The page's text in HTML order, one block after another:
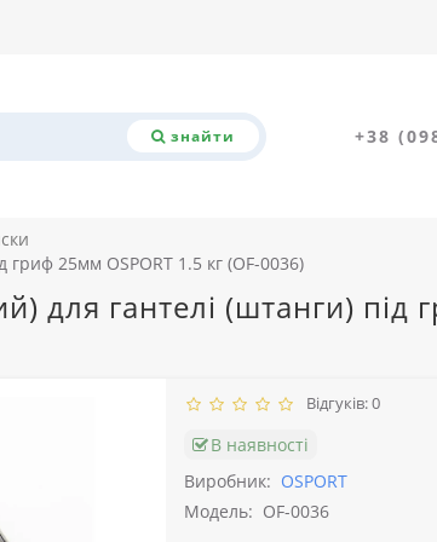
знайти +38
25мм OSPORT 1.5 кг (OF-0036)
для гантелі (штанги) під
Відгуків: 0
В наявності
Виробник: OSPORT
Модель: OF-0036